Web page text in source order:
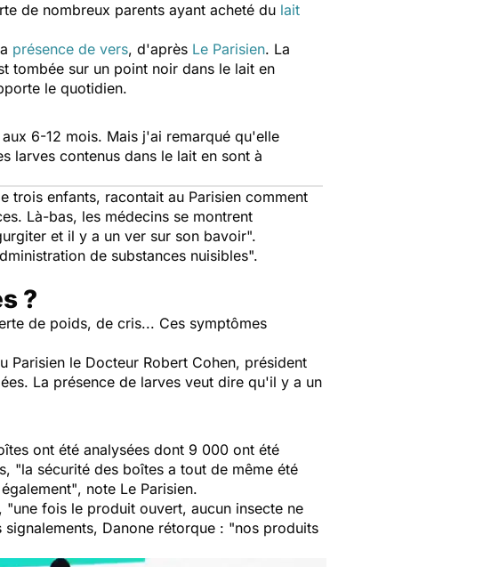
de nombreux parents ayant acheté du lait
présence de vers, d'après Le Parisien. La
tombée sur un point noir dans le lait en
le quotidien.
6-12 mois. Mais j'ai remarqué qu'elle
larves contenus dans le lait en sont à
trois enfants, racontait au Parisien comment
Là-bas, les médecins se montrent
et il y a un ver sur son bavoir".
de substances nuisibles".
?
de poids, de cris... Ces symptômes
Parisien le Docteur Robert Cohen, président
La présence de larves veut dire qu'il y a un
ont été analysées dont 9 000 ont été
"la sécurité des boîtes a tout de même été
, note Le Parisien.
"une fois le produit ouvert, aucun insecte ne
signalements, Danone rétorque : "nos produits